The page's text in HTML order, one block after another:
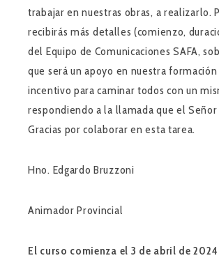
trabajar en nuestras obras, a realizarlo.
recibirás más detalles (comienzo,
del Equipo de Comunicaciones SAFA,
que será un apoyo en nuestra formación
incentivo para caminar todos con un
respondiendo a la llamada que el Señor
Gracias por colaborar en esta tarea.
Hno. Edgardo Bruzzoni
Animador Provincial
El curso comienza el 3 de abril de 2024